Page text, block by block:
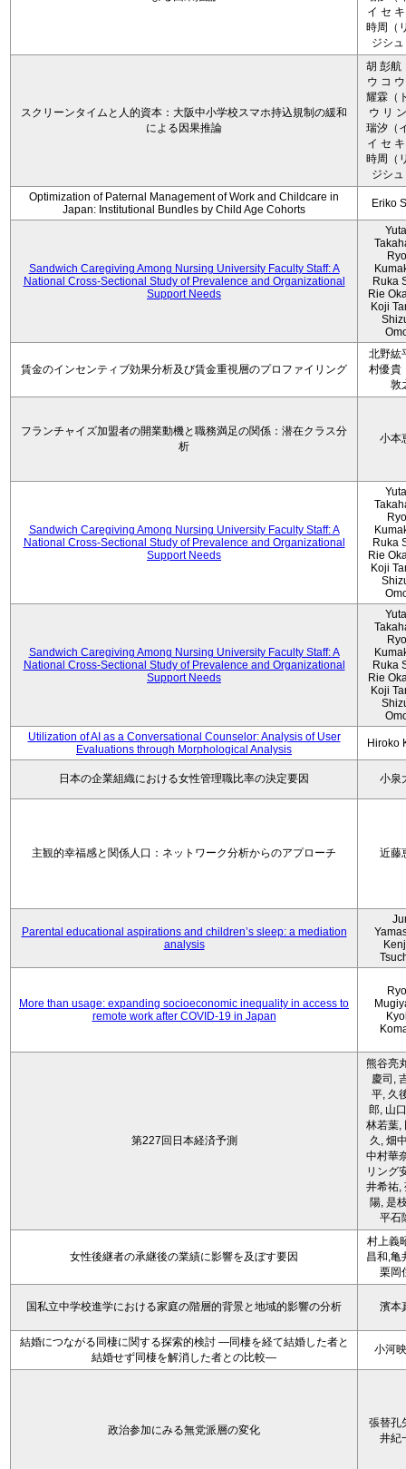
イ セ
時周（
ジシ
スクリーンタイムと人的資本：大阪中小学校スマホ持込規制の緩和
による因果推論
胡 彭航
ウ コ
耀霖（
ウ リ
瑞汐（
イ セ
時周（
ジシ
Optimization of Paternal Management of Work and Childcare in
Japan: Institutional Bundles by Child Age Cohorts
Eriko
Sandwich Caregiving Among Nursing University Faculty Staff: A
National Cross-Sectional Study of Prevalence and Organizational
Support Needs
Ruka
Rie
Koji
賃金のインセンティブ効果分析及び賃金重視層のプロファイリング
北野紘
村優貴
敦
フランチャイズ加盟者の開業動機と職務満足の関係：潜在クラス分
析
小本
Sandwich Caregiving Among Nursing University Faculty Staff: A
National Cross-Sectional Study of Prevalence and Organizational
Support Needs
Ruka
Rie
Koji
Sandwich Caregiving Among Nursing University Faculty Staff: A
National Cross-Sectional Study of Prevalence and Organizational
Support Needs
Ruka
Rie
Koji
Utilization of AI as a Conversational Counselor: Analysis of User
Evaluations through Morphological Analysis
Hiroko
日本の企業組織における女性管理職比率の決定要因 小泉
主観的幸福感と関係人口：ネットワーク分析からのアプローチ 近藤
Parental educational aspirations and children’s sleep: a mediation
analysis
More than usage: expanding socioeconomic inequality in access to
remote work after COVID-19 in Japan
第227回日本経済予測
熊谷亮
慶司,
平, 久
郎, 山
林若葉,
久, 畑
中村華
リング
井希祐,
陽, 是
平石
女性後継者の承継後の業績に影響を及ぼす要因
村上義
昌和,亀
栗岡
国私立中学校進学における家庭の階層的背景と地域的影響の分析 濱本
結婚につながる同棲に関する探索的検討 ―同棲を経て結婚した者と
結婚せず同棲を解消した者との比較―
小河
政治参加にみる無党派層の変化
張替孔
井紀